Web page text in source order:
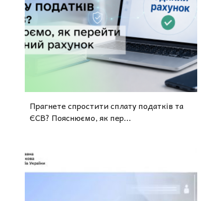
Прагнете спростити сплату податків та
ЄСВ? Пояснюємо, як пер...